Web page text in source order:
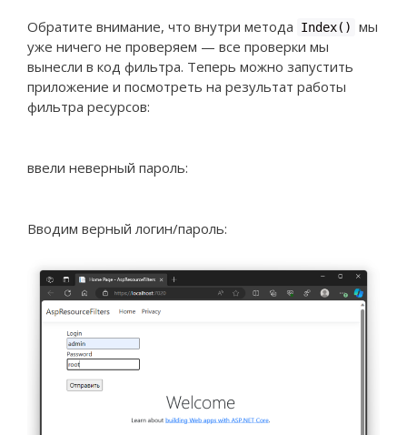
Обратите внимание, что внутри метода Index()
мы
уже ничего не проверяем — все проверки мы
вынесли в код фильтра. Теперь можно запустить
приложение и посмотреть на результат работы
фильтра ресурсов:
ввели неверный пароль:
Вводим верный логин/пароль: